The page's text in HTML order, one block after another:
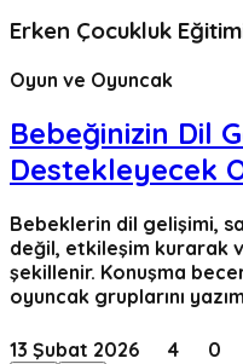
Erken Çocukluk
Oyun ve Oyuncak
Bebeğinizin Dil
Destekleyecek
Bebeklerin dil gelişimi,
değil, etkileşim kurarak
şekillenir. Konuşma
oyuncak gruplarını
13 Şubat 2026 4 0